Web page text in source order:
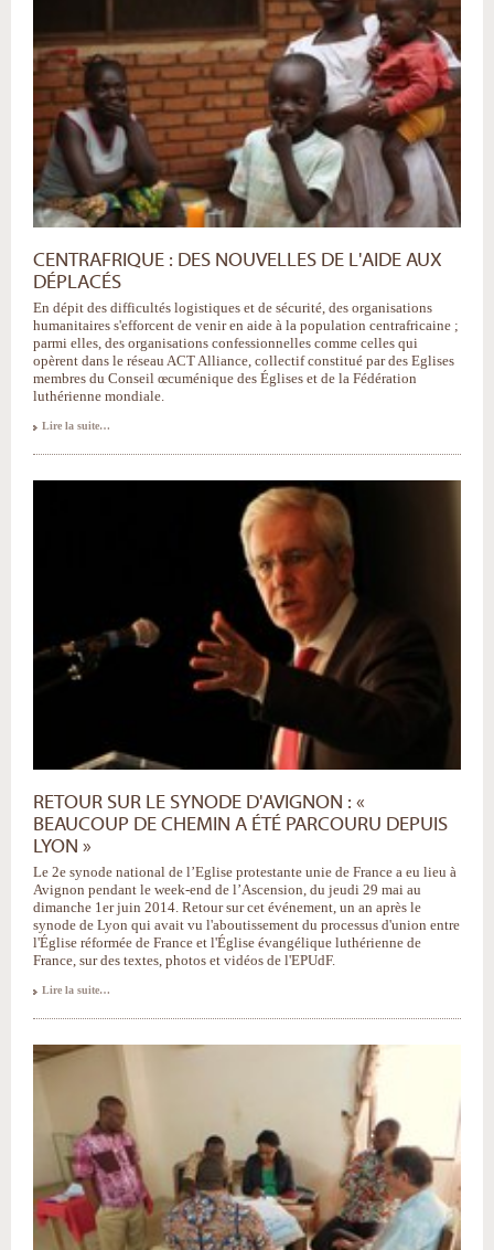
CENTRAFRIQUE : DES NOUVELLES DE L'AIDE AUX
DÉPLACÉS
En dépit des difficultés logistiques et de sécurité, des organisations
humanitaires s'efforcent de venir en aide à la population centrafricaine ;
parmi elles, des organisations confessionnelles comme celles qui
opèrent dans le réseau ACT Alliance, collectif constitué par des Eglises
membres du Conseil œcuménique des Églises et de la Fédération
luthérienne mondiale.
Lire la suite…
RETOUR SUR LE SYNODE D'AVIGNON : «
BEAUCOUP DE CHEMIN A ÉTÉ PARCOURU DEPUIS
LYON »
Le 2e synode national de l’Eglise protestante unie de France a eu lieu à
Avignon pendant le week-end de l’Ascension, du jeudi 29 mai au
dimanche 1er juin 2014. Retour sur cet événement, un an après le
synode de Lyon qui avait vu l'aboutissement du processus d'union entre
l'Église réformée de France et l'Église évangélique luthérienne de
France, sur des textes, photos et vidéos de l'EPUdF.
Lire la suite…